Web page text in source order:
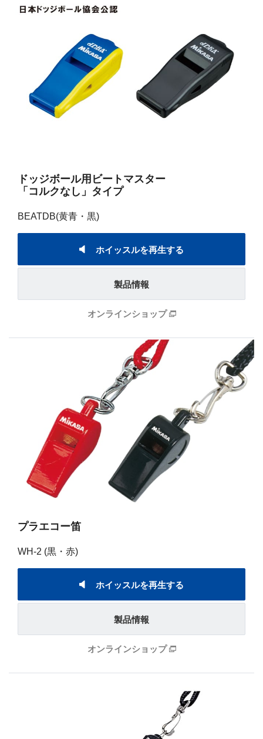
ドッジボール用ビートマスター
「コルクなし」タイプ
BEATDB(黄青・黒)
ホイッスルを再生する
製品情報
オンラインショップ
プラエコー笛
WH-2 (黒・赤)
ホイッスルを再生する
製品情報
オンラインショップ